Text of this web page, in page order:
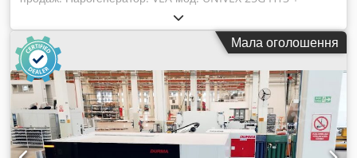
система підготовки води та зворотного осмосу BWT
-Потужність: 1325 кВт -Продуктивність: 2500 кг/год
-Максимальний тиск: 13 бар -Робоча температура: 195°C
-Пальник: WEISHAUPT (рік випуску 2016) -Рік виробництва:
1999 -Повна документація -Комплексна, сучасна система
підготовки води: BWT Csdsucvi Nepfx Af Asha теги: Паровий
котел, Парогенератор, Промисловий котел, Підготовка
води, Мазутний пальник, Парова установка, Енергетична
промисловість, Безперервна система
Мала оголошення